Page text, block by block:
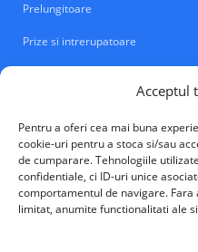
Acceptul
Pentru a oferi cea mai buna
cookie-uri pentru a stoca si/sau
de cumparare. Tehnologiile
confidentiale, ci ID-uri unice
comportamentul de navigare.
limitat, anumite functionalitati ale
Prelungitoare
Prize si intrerupatoare
VALM